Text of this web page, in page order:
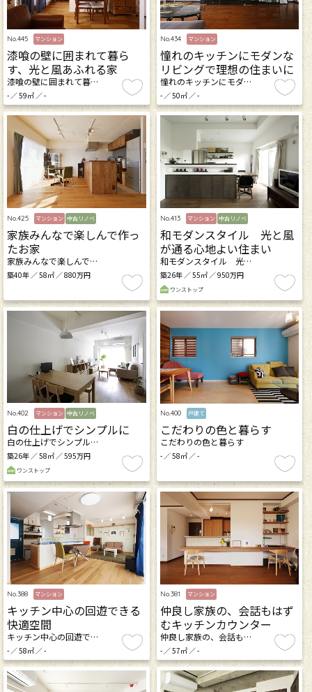
No.445 マンション
漆喰の壁に囲まれて暮ら
す、光と風あふれる家
漆喰の壁に囲まれて暮…
- ／ 59㎡ ／ -
No.434 マンション
憧れのキッチンにモダンな
リビングで理想の住まいに
憧れのキッチンにモダ…
- ／ 50㎡ ／ -
No.425 マンション 中古リノベ
家族みんなで楽しんで作っ
たお家
家族みんなで楽しんで…
築40年 ／ 58㎡ ／ 880万円
No.413 マンション 中古リノベ
和モダンスタイル 光と風
が通る心地よい住まい
和モダンスタイル 光…
築26年 ／ 55㎡ ／ 950万円
ワンストップ
No.402 マンション 中古リノベ
白の仕上げでシンプルに
白の仕上げでシンプル…
築26年 ／ 58㎡ ／ 595万円
ワンストップ
No.400 戸建て
こだわりの色と暮らす
こだわりの色と暮らす
- ／ 58㎡ ／ -
No.388 マンション
キッチン中心の回遊できる
快適空間
キッチン中心の回遊で…
- ／ 58㎡ ／ -
No.381 マンション
仲良し家族の、会話もはず
むキッチンカウンター
仲良し家族の、会話も…
- ／ 57㎡ ／ -